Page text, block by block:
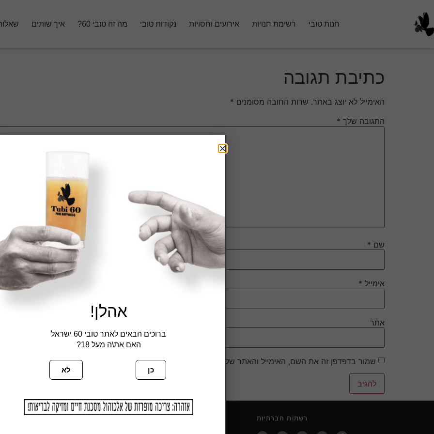
חנות טובי רשימת חנויות אירועים וחסויות נקודות טובי מה זה טובי 60? איך שותים
כתיבת תגובה
האימייל לא יוצג באתר. שדות החובה מסומנים *
התגובה שלך *
שם *
אימייל *
אתר
שמור בדפדפן זה את השם, האימייל והאתר שלי לפעם הבאה שאגיב.
רשתות חברתיות
אהלן!
ברוכים הבאים לאתר טובי 60 ישראל
האם את\ה מעל 18?
כן לא